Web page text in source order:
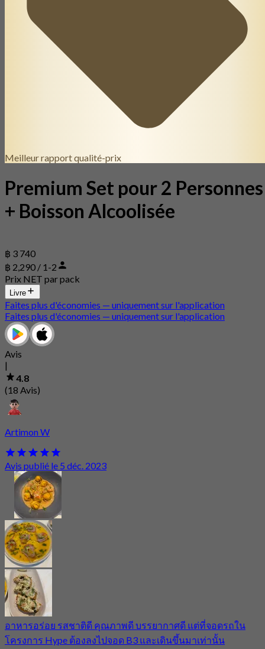
Meilleur rapport qualité-prix
Premium Set pour 2 Personnes
+ Boisson Alcoolisée
฿ 3 740
฿ 2,290 / 1-2
Prix NET par pack
Livre
Faites plus d'économies — uniquement sur l'application
Faites plus d'économies — uniquement sur l'application
Avis
|
4.8
(18 Avis)
Artimon W
Avis publié le 5 déc. 2023
อาหารอร่อย รสชาติดี คุณภาพดี บรรยากาศดี แต่ที่จอดรถใน
โครงการ Hype ต้องลงไปจอด B3 และเดินขึ้นมาเท่านั้น